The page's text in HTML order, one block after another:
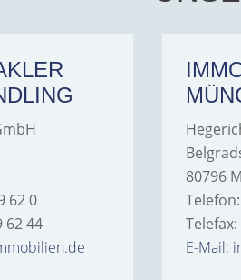
62 0
62 44
80796
E-Mail: